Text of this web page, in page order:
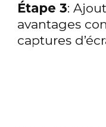
Étape 3:
avantages
captures